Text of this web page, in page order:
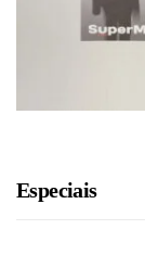
Especiais